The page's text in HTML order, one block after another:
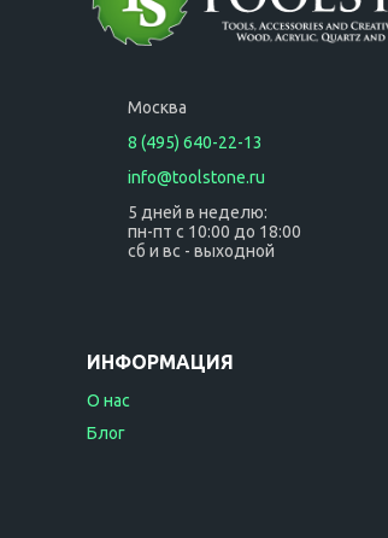
Москва
8 (495) 640-22-13
info@toolstone.ru
5 дней в неделю:
пн-пт с 10:00 до 18:00
сб и вс - выходной
ИНФОРМАЦИЯ
О нас
Блог